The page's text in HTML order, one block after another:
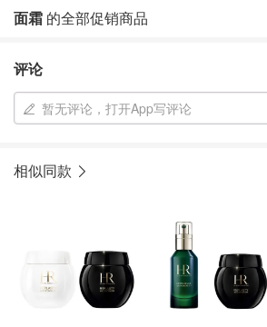
面霜 的全部促销商品
评论
暂无评论，打开App写评论
相似同款